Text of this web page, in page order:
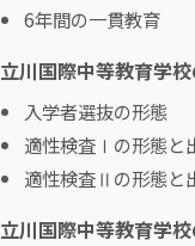
6年間の一貫教育
立川国際中等教育学
入学者選抜の形態
適性検査Ⅰの形態と
適性検査Ⅱの形態と
立川国際中等教育学